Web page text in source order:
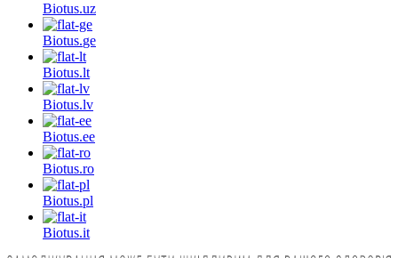
Biotus.uz
Biotus.ge
Biotus.lt
Biotus.lv
Biotus.ee
Biotus.ro
Biotus.pl
Biotus.it